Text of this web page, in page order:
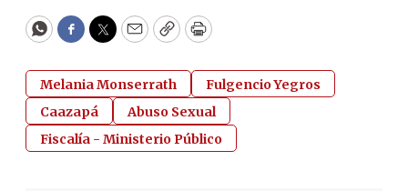
WhatsApp
Facebook
Twitter
EmailCopyPrint
Melania Monserrath
Fulgencio Yegros
Caazapá
Abuso Sexual
Fiscalía - Ministerio Público